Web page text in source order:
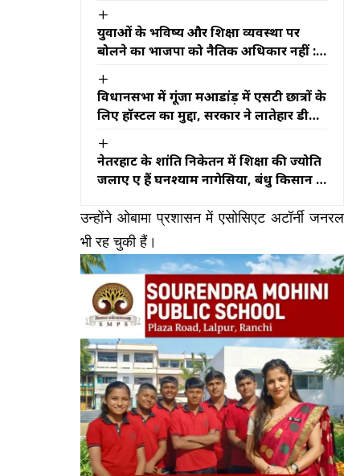
युवाओं के भविष्य और शिक्षा व्यवस्था पर
बोलने का भाजपा को नैतिक अधिकार नहीं :
विधानसभा में गूंजा महुआडांड़ में एसटी छात्रों के
लिए हॉस्टल का मुद्दा, सरकार ने लातेहार डीसी
नेतरहाट के शांति निकेतन में शिक्षा की ज्योति
जलाए हुए हैं घनश्याम नागेसिया, बंधु किसान के
से स्कूल चला रहे कर्मठ शिक्षक
उन्होंने ओबामा प्रशासन में एसोसिएट अटॉर्नी जनरल
भी रह चुकी हैं।